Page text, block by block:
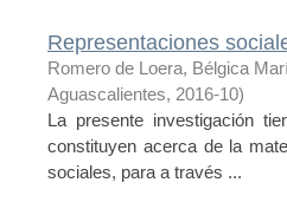
Representaciones
Romero de Loera, Bélgica
Aguascalientes, 2016-10)
La presente investigación
constituyen acerca de la
sociales, para a través ...